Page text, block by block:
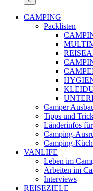
CAMPING
Packlisten
Camper
Tipps und
Länderinfos
Camping-
Camping-
VANLIFE
Leben im
Arbeiten im
Interviews
REISEZIELE